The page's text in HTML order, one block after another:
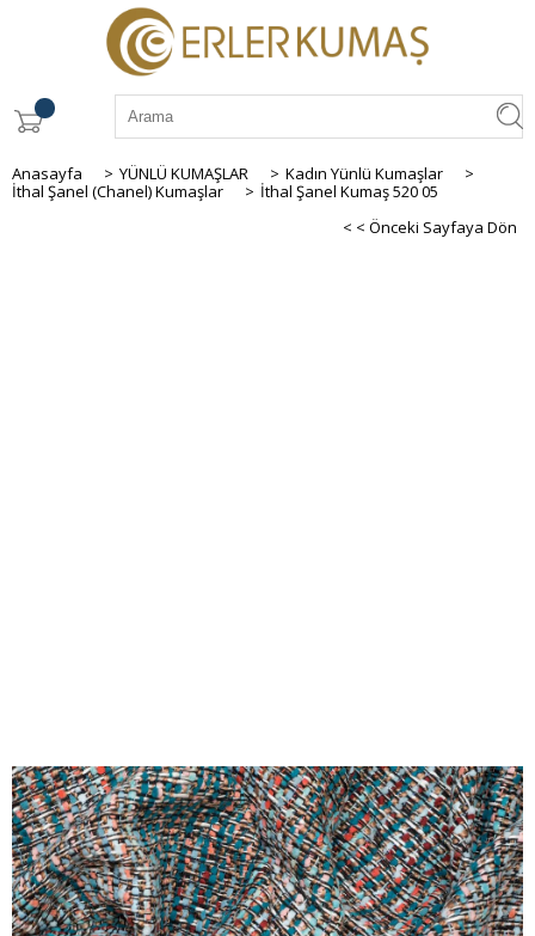
Anasayfa > YÜNLÜ KUMAŞLAR > Kadın Yünlü Kumaşlar
>
İthal Şanel (Chanel) Kumaşlar
> İthal Şanel Kumaş 520 05
< < Önceki Sayfaya Dön